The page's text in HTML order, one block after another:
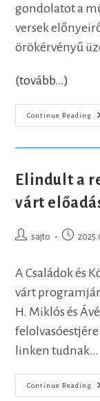
gondolatot a
versek
örökérvényű
(tovább…)
Continue Reading
Elindult a
várt
Post sajto
Post
A Családok és
várt
H. Miklós és
linken tudnak…
Continue Reading
A